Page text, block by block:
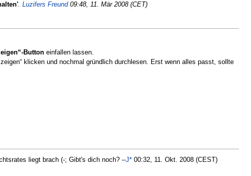
. Luzifers Freund09:48, 11. Mär 2008 (CET)
Button einfallen lassen.
klicken und nochmal gründlich durchlesen. Erst wenn alles passt, sollte
liegt brach (-; Gibt's dich noch? --J* 00:32, 11. Okt. 2008 (CEST)